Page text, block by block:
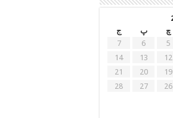
چ پ
ج
5
6
7
12
13
14
19
20
21
26
27
28